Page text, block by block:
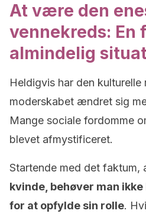
At være den
vennekreds: En
almindelig
Heldigvis har den
moderskabet ændret sig
Mange sociale fordomme
blevet afmystificeret.
Startende med det faktum,
kvinde, behøver man
for at opfylde sin rolle.